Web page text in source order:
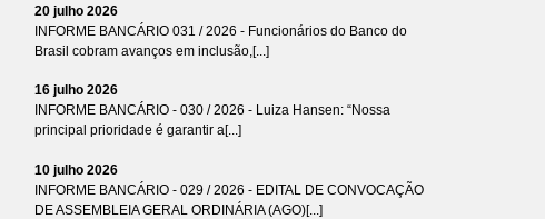
20 julho 2026
INFORME BANCÁRIO 031 / 2026 - Funcionários do Banco do
Brasil cobram avanços em inclusão,[...]
16 julho 2026
INFORME BANCÁRIO - 030 / 2026 - Luiza Hansen: “Nossa
principal prioridade é garantir a[...]
10 julho 2026
INFORME BANCÁRIO - 029 / 2026 - EDITAL DE CONVOCAÇÃO
DE ASSEMBLEIA GERAL ORDINÁRIA (AGO)[...]